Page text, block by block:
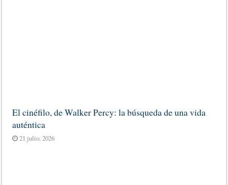
El cinéfilo, de Walker Percy: la búsqueda de una vida
auténtica
21 julio, 2026